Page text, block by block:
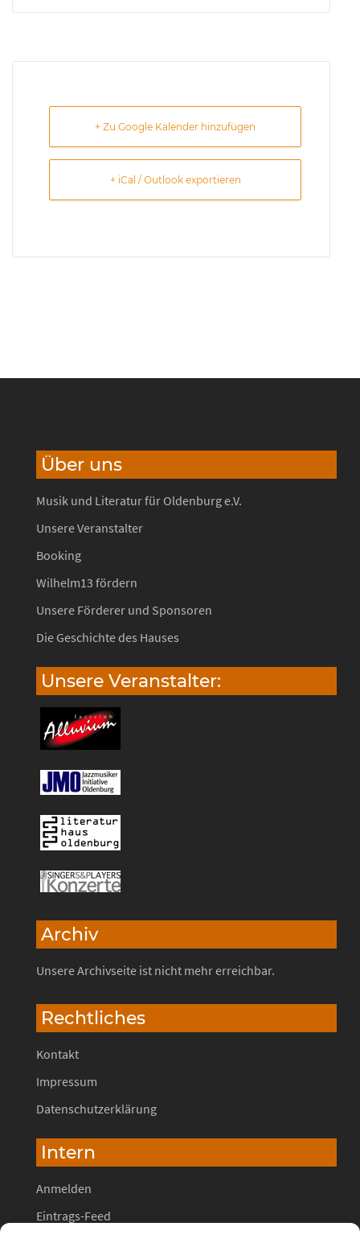
+ Zu Google Kalender hinzufügen
+ iCal / Outlook exportieren
Über uns
Musik und Literatur für Oldenburg e.V.
Unsere Veranstalter
Booking
Wilhelm13 fördern
Unsere Förderer und Sponsoren
Die Geschichte des Hauses
Unsere Veranstalter:
Archiv
Unsere Archivseite ist nicht mehr erreichbar.
Rechtliches
Kontakt
Impressum
Datenschutzerklärung
Intern
Anmelden
Eintrags-Feed